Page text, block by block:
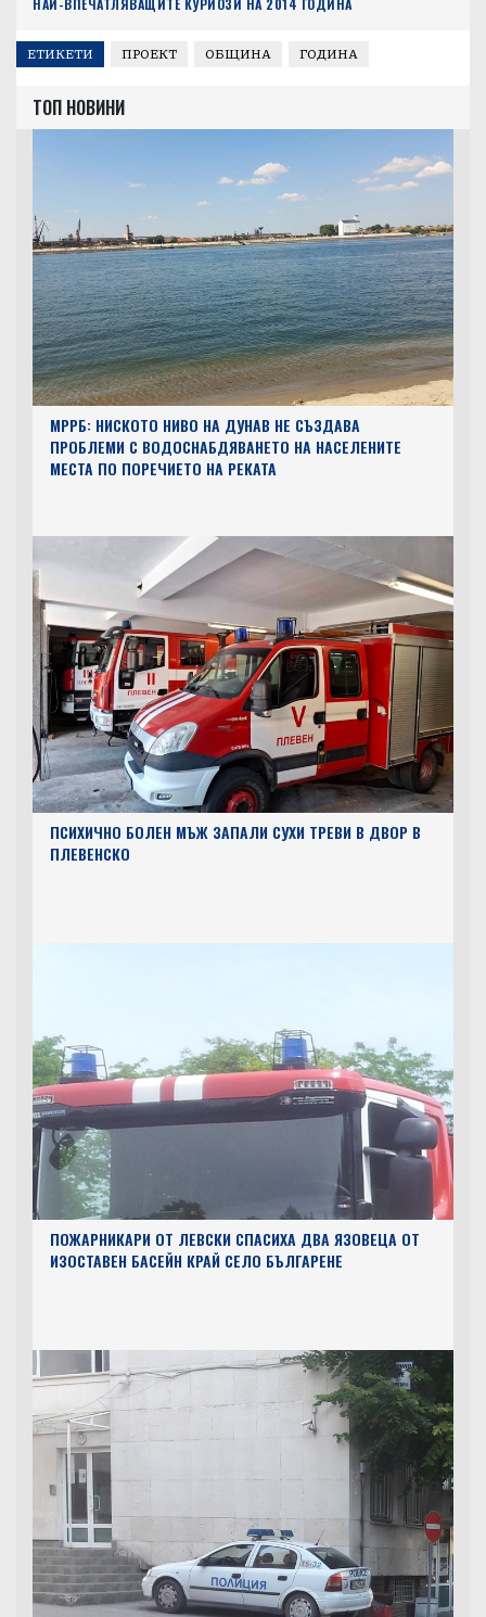
НАЙ-ВПЕЧАТЛЯВАЩИТЕ КУРИОЗИ НА 2014 ГОДИНА
ЕТИКЕТИ ПРОЕКТ ОБЩИНА ГОДИНА
ТОП НОВИНИ
МРРБ: НИСКОТО НИВО НА ДУНАВ НЕ СЪЗДАВА
ПРОБЛЕМИ С ВОДОСНАБДЯВАНЕТО НА НАСЕЛЕНИТЕ
МЕСТА ПО ПОРЕЧИЕТО НА РЕКАТА
ПСИХИЧНО БОЛЕН МЪЖ ЗАПАЛИ СУХИ ТРЕВИ В ДВОР В
ПЛЕВЕНСКО
ПОЖАРНИКАРИ ОТ ЛЕВСКИ СПАСИХА ДВА ЯЗОВЕЦА ОТ
ИЗОСТАВЕН БАСЕЙН КРАЙ СЕЛО БЪЛГАРЕНЕ